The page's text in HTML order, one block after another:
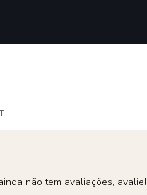
não tem avaliações, avalie!